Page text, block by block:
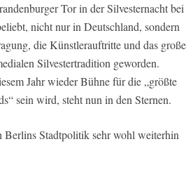
Tor in der Silvesternacht bei
nicht nur in Deutschland, sondern
die Künstlerauftritte und das große
Silvestertradition geworden.
Jahr wieder Bühne für die „größte
sein wird, steht nun in den Sternen.
Berlins Stadtpolitik sehr wohl weiterhin